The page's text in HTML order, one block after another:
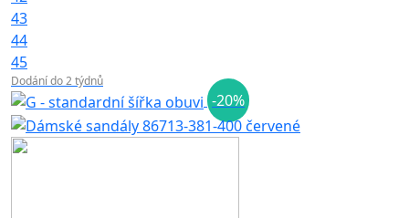
43
44
45
Dodání do 2 týdnů
-20%